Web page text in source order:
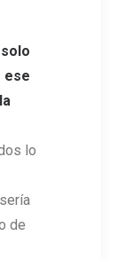
ese
lo
de